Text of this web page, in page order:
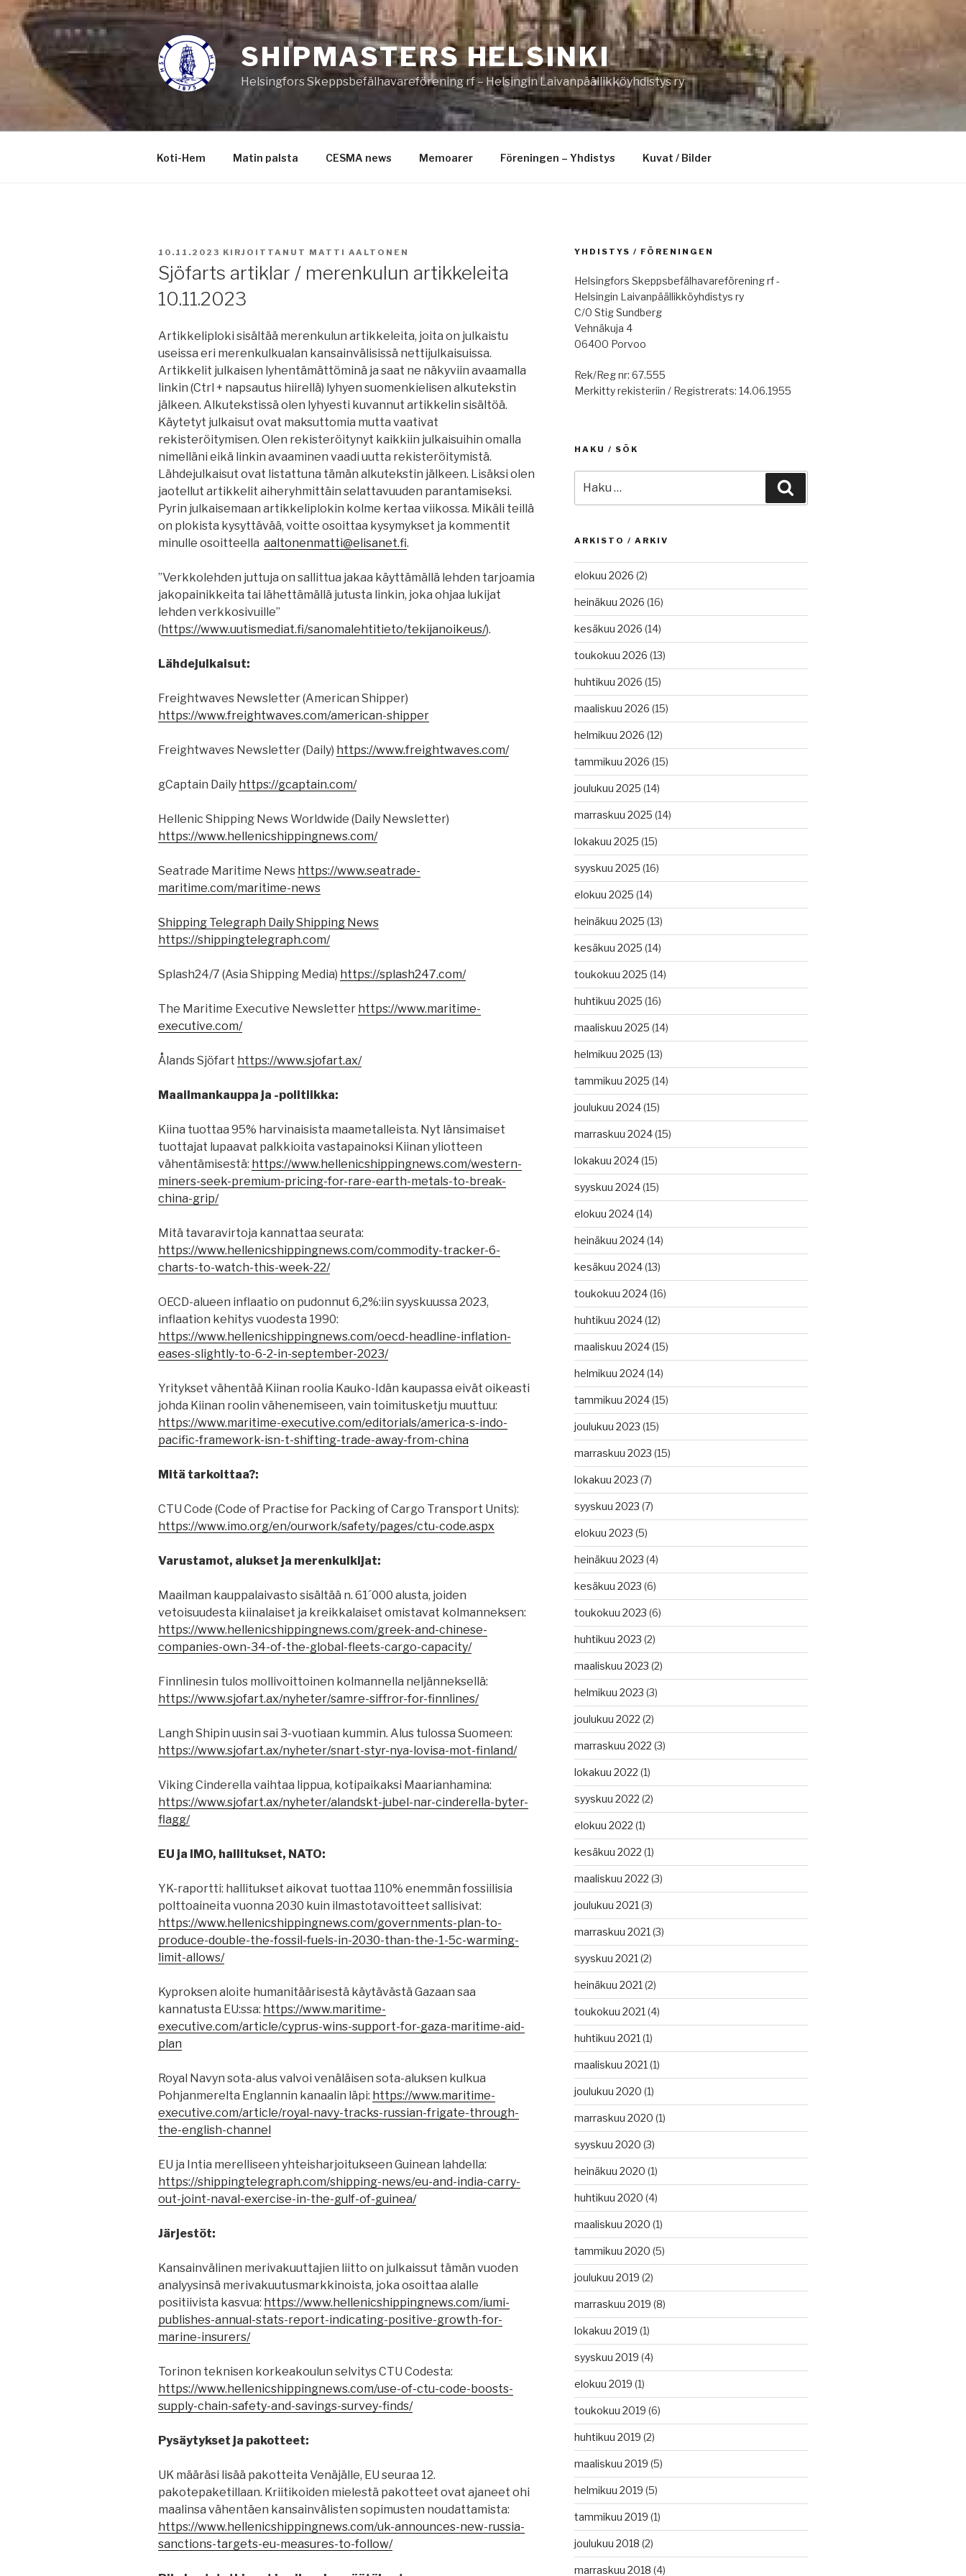
Siirry
sisältöön
SHIPMASTERS HELSINKI
Helsingfors Skeppsbefälhavareförening rf – Helsingin Laivanpäällikköyhdistys ry
Koti-Hem Matin palsta CESMA news Memoarer Föreningen – Yhdistys Kuvat / Bilder
JULKAISTU
10.11.2023 KIRJOITTANUT MATTI AALTONEN
Sjöfarts artiklar / merenkulun artikkeleita
10.11.2023
Artikkeliploki sisältää merenkulun artikkeleita, joita on julkaistu
useissa eri merenkulkualan kansainvälisissä nettijulkaisuissa.
Artikkelit julkaisen lyhentämättöminä ja saat ne näkyviin avaamalla
linkin (Ctrl + napsautus hiirellä) lyhyen suomenkielisen alkutekstin
jälkeen. Alkutekstissä olen lyhyesti kuvannut artikkelin sisältöä.
Käytetyt julkaisut ovat maksuttomia mutta vaativat
rekisteröitymisen. Olen rekisteröitynyt kaikkiin julkaisuihin omalla
nimelläni eikä linkin avaaminen vaadi uutta rekisteröitymistä.
Lähdejulkaisut ovat listattuna tämän alkutekstin jälkeen. Lisäksi olen
jaotellut artikkelit aiheryhmittäin selattavuuden parantamiseksi.
Pyrin julkaisemaan artikkeliplokin kolme kertaa viikossa. Mikäli teillä
on plokista kysyttävää, voitte osoittaa kysymykset ja kommentit
minulle osoitteella aaltonenmatti@elisanet.fi.
”Verkkolehden juttuja on sallittua jakaa käyttämällä lehden tarjoamia
jakopainikkeita tai lähettämällä jutusta linkin, joka ohjaa lukijat
lehden verkkosivuille”
(https://www.uutismediat.fi/sanomalehtitieto/tekijanoikeus/).
Lähdejulkaisut:
Freightwaves Newsletter (American Shipper)
https://www.freightwaves.com/american-shipper
Freightwaves Newsletter (Daily) https://www.freightwaves.com/
gCaptain Daily https://gcaptain.com/
Hellenic Shipping News Worldwide (Daily Newsletter)
https://www.hellenicshippingnews.com/
Seatrade Maritime News https://www.seatrade-
maritime.com/maritime-news
Shipping Telegraph Daily Shipping News
https://shippingtelegraph.com/
Splash24/7 (Asia Shipping Media) https://splash247.com/
The Maritime Executive Newsletter https://www.maritime-
executive.com/
Ålands Sjöfart https://www.sjofart.ax/
Maailmankauppa ja -politiikka:
Kiina tuottaa 95% harvinaisista maametalleista. Nyt länsimaiset
tuottajat lupaavat palkkioita vastapainoksi Kiinan yliotteen
vähentämisestä: https://www.hellenicshippingnews.com/western-
miners-seek-premium-pricing-for-rare-earth-metals-to-break-
china-grip/
Mitä tavaravirtoja kannattaa seurata:
https://www.hellenicshippingnews.com/commodity-tracker-6-
charts-to-watch-this-week-22/
OECD-alueen inflaatio on pudonnut 6,2%:iin syyskuussa 2023,
inflaation kehitys vuodesta 1990:
https://www.hellenicshippingnews.com/oecd-headline-inflation-
eases-slightly-to-6-2-in-september-2023/
Yritykset vähentää Kiinan roolia Kauko-Idän kaupassa eivät oikeasti
johda Kiinan roolin vähenemiseen, vain toimitusketju muuttuu:
https://www.maritime-executive.com/editorials/america-s-indo-
pacific-framework-isn-t-shifting-trade-away-from-china
Mitä tarkoittaa?:
CTU Code (Code of Practise for Packing of Cargo Transport Units):
https://www.imo.org/en/ourwork/safety/pages/ctu-code.aspx
Varustamot, alukset ja merenkulkijat:
Maailman kauppalaivasto sisältää n. 61´000 alusta, joiden
vetoisuudesta kiinalaiset ja kreikkalaiset omistavat kolmanneksen:
https://www.hellenicshippingnews.com/greek-and-chinese-
companies-own-34-of-the-global-fleets-cargo-capacity/
Finnlinesin tulos mollivoittoinen kolmannella neljänneksellä:
https://www.sjofart.ax/nyheter/samre-siffror-for-finnlines/
Langh Shipin uusin sai 3-vuotiaan kummin. Alus tulossa Suomeen:
https://www.sjofart.ax/nyheter/snart-styr-nya-lovisa-mot-finland/
Viking Cinderella vaihtaa lippua, kotipaikaksi Maarianhamina:
https://www.sjofart.ax/nyheter/alandskt-jubel-nar-cinderella-byter-
flagg/
EU ja IMO, hallitukset, NATO:
YK-raportti: hallitukset aikovat tuottaa 110% enemmän fossiilisia
polttoaineita vuonna 2030 kuin ilmastotavoitteet sallisivat:
https://www.hellenicshippingnews.com/governments-plan-to-
produce-double-the-fossil-fuels-in-2030-than-the-1-5c-warming-
limit-allows/
Kyproksen aloite humanitäärisestä käytävästä Gazaan saa
kannatusta EU:ssa: https://www.maritime-
executive.com/article/cyprus-wins-support-for-gaza-maritime-aid-
plan
Royal Navyn sota-alus valvoi venäläisen sota-aluksen kulkua
Pohjanmerelta Englannin kanaalin läpi: https://www.maritime-
executive.com/article/royal-navy-tracks-russian-frigate-through-
the-english-channel
EU ja Intia merelliseen yhteisharjoitukseen Guinean lahdella:
https://shippingtelegraph.com/shipping-news/eu-and-india-carry-
out-joint-naval-exercise-in-the-gulf-of-guinea/
Järjestöt:
Kansainvälinen merivakuuttajien liitto on julkaissut tämän vuoden
analyysinsä merivakuutusmarkkinoista, joka osoittaa alalle
positiivista kasvua: https://www.hellenicshippingnews.com/iumi-
publishes-annual-stats-report-indicating-positive-growth-for-
marine-insurers/
Torinon teknisen korkeakoulun selvitys CTU Codesta:
https://www.hellenicshippingnews.com/use-of-ctu-code-boosts-
supply-chain-safety-and-savings-survey-finds/
Pysäytykset ja pakotteet:
UK määräsi lisää pakotteita Venäjälle, EU seuraa 12.
pakotepaketillaan. Kriitikoiden mielestä pakotteet ovat ajaneet ohi
maalinsa vähentäen kansainvälisten sopimusten noudattamista:
https://www.hellenicshippingnews.com/uk-announces-new-russia-
sanctions-targets-eu-measures-to-follow/
YHDISTYS / FÖRENINGEN
Helsingfors Skeppsbefälhavareförening rf -
Helsingin Laivanpäällikköyhdistys ry
C/0 Stig Sundberg
Vehnäkuja 4
06400 Porvoo
Rek/Reg nr: 67.555
Merkitty rekisteriin / Registrerats: 14.06.1955
HAKU / SÖK
ARKISTO / ARKIV
elokuu 2026 (2)
heinäkuu 2026 (16)
kesäkuu 2026 (14)
toukokuu 2026 (13)
huhtikuu 2026 (15)
maaliskuu 2026 (15)
helmikuu 2026 (12)
tammikuu 2026 (15)
joulukuu 2025 (14)
marraskuu 2025 (14)
lokakuu 2025 (15)
syyskuu 2025 (16)
elokuu 2025 (14)
heinäkuu 2025 (13)
kesäkuu 2025 (14)
toukokuu 2025 (14)
huhtikuu 2025 (16)
maaliskuu 2025 (14)
helmikuu 2025 (13)
tammikuu 2025 (14)
joulukuu 2024(15)
marraskuu 2024(15)
lokakuu 2024(15)
syyskuu 2024(15)
elokuu 2024(14)
heinäkuu 2024(14)
kesäkuu 2024(13)
toukokuu 2024(16)
huhtikuu 2024(12)
maaliskuu 2024(15)
helmikuu 2024(14)
tammikuu 2024(15)
joulukuu 2023 (15)
marraskuu 2023 (15)
lokakuu 2023 (7)
syyskuu 2023 (7)
elokuu 2023 (5)
heinäkuu 2023 (4)
kesäkuu 2023 (6)
toukokuu 2023 (6)
huhtikuu 2023 (2)
maaliskuu 2023 (2)
helmikuu 2023 (3)
joulukuu 2022 (2)
marraskuu 2022 (3)
lokakuu 2022 (1)
syyskuu 2022 (2)
elokuu 2022 (1)
kesäkuu 2022 (1)
maaliskuu 2022 (3)
joulukuu 2021 (3)
marraskuu 2021 (3)
syyskuu 2021 (2)
heinäkuu 2021 (2)
toukokuu 2021 (4)
huhtikuu 2021 (1)
maaliskuu 2021 (1)
joulukuu 2020 (1)
marraskuu 2020 (1)
syyskuu 2020 (3)
heinäkuu 2020 (1)
huhtikuu 2020 (4)
maaliskuu 2020 (1)
tammikuu 2020 (5)
joulukuu 2019 (2)
marraskuu 2019 (8)
lokakuu 2019 (1)
syyskuu 2019 (4)
elokuu 2019 (1)
toukokuu 2019 (6)
huhtikuu 2019 (2)
maaliskuu 2019 (5)
helmikuu 2019 (5)
tammikuu 2019 (1)
joulukuu 2018 (2)
marraskuu 2018 (4)